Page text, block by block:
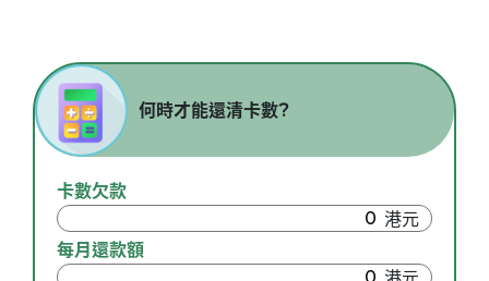
何時才能還清卡數?
卡數欠款
每月還款額